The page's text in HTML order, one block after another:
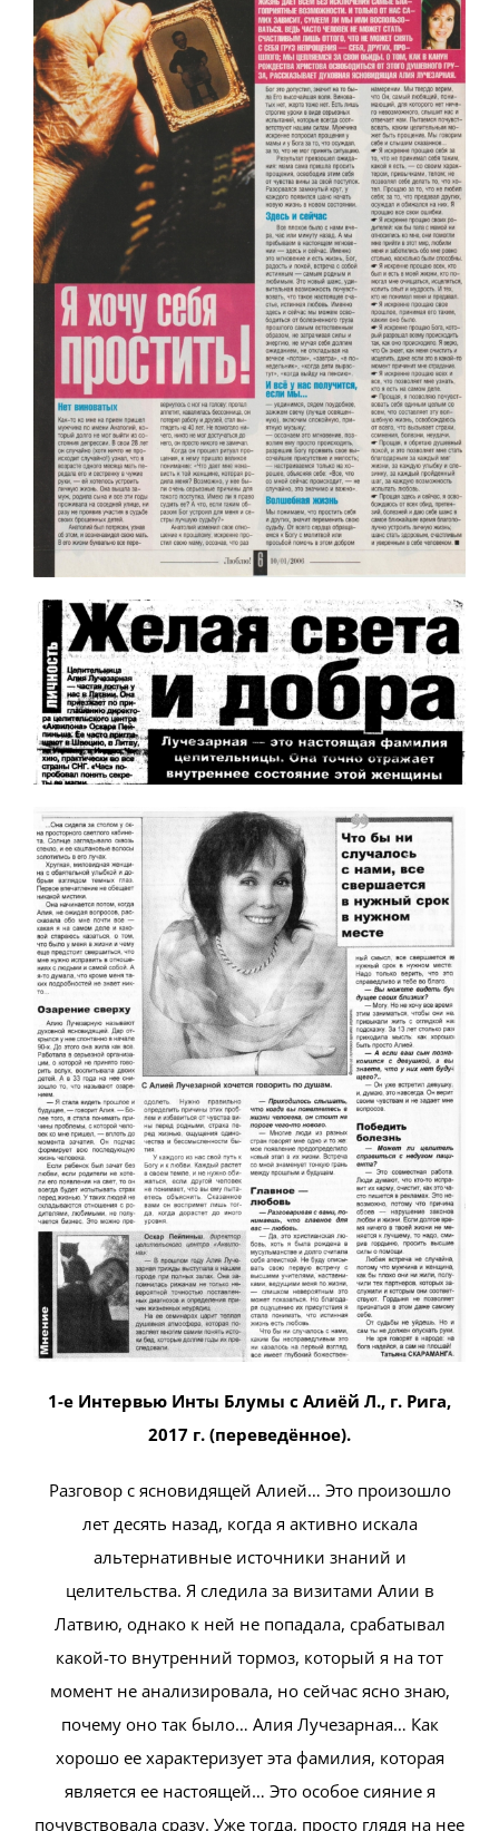
1-е Интервью Инты Блумы с Алиёй Л., г. Рига,
2017 г. (переведённое).
Разговор с ясновидящей Алией… Это произошло
лет десять назад, когда я активно искала
альтернативные источники знаний и
целительства. Я следила за визитами Алии в
Латвию, однако к ней не попадала, срабатывал
какой-то внутренний тормоз, который я на тот
момент не анализировала, но сейчас ясно знаю,
почему оно так было… Алия Лучезарная… Как
хорошо ее характеризует эта фамилия, которая
является ее настоящей… Это особое сияние я
почувствовала сразу. Уже тогда, просто глядя на нее